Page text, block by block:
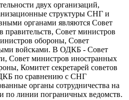
двух организаций,
структуры СНГ и
органами являются Совет
правительств, Совет министров
обороны, Совет
войсками. В ОДКБ - Совет
Совет министров иностранных
Комитет секретарей советов
по сравнению с СНГ
органы сотрудничества на
по линии пограничных ведомств.